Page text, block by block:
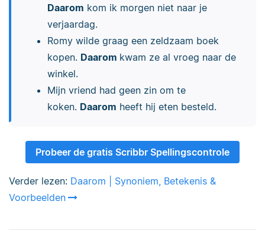
Daarom kom ik morgen niet naar je
verjaardag.
Romy wilde graag een zeldzaam boek
kopen. Daarom kwam ze al vroeg naar de
winkel.
Mijn vriend had geen zin om te
koken. Daarom heeft hij eten besteld.
Probeer de gratis Scribbr Spellingscontrole
Verder lezen: Daarom | Synoniem, Betekenis &
Voorbeelden